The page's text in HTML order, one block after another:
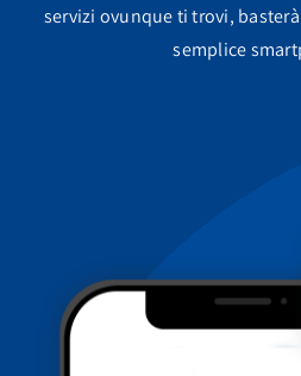
servizi ovunque ti trovi,
semplice